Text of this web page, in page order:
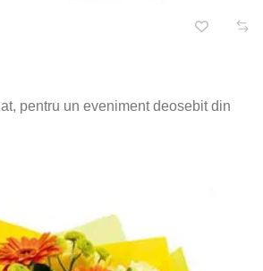
pentru un eveniment deosebit din